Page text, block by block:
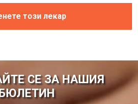
този лекар
СЕ ЗА НАШИЯ